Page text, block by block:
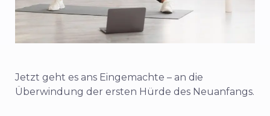
Jetzt geht es ans Eingemachte – an die
Überwindung der ersten Hürde des Neuanfangs.